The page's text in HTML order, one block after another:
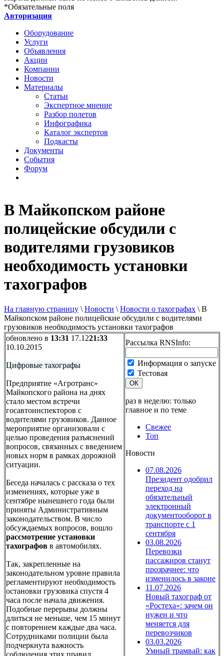
В Майкопском районе
полицейские обсудили с
водителями грузовиков
необходимость установки
тахографов
На главную страницу \ Новости \ Новости о тахографах \ В
Майкопском районе полицейские обсудили с водителями
грузовиков необходимость установки тахографов
обновлено в 13:31 17.1221:33
10.10.2015
Цифровые тахографы
Предприятие «Агротранс»
Майкопского района на днях
стало местом встречи
госавтоинспекторов с
водителями грузовиков. Данное
мероприятие организовали с
целью проведения разъяснений
вопросов, связанных с введением
новых норм в рамках дорожной
ситуации.
Беседа началась с рассказа о тех
изменениях, которые уже в
сентябре нынешнего года были
приняты Административным
законодательством. В число
обсуждаемых вопросов, вошло
рассмотрение установки
тахографов в автомобилях.
Так, закрепленные на
законодательном уровне правила
регламентируют необходимость
остановки грузовика спустя 4
часа после начала движения.
Подобные перерывы должны
длиться не меньше, чем 15 минут
с повторением каждые два часа.
Сотрудниками полиции была
подчеркнута важность
соблюдения этих правил,
Рассылка RNSInfo:
Информация о запуске
Тестовая
ОК
раз в неделю: только
главное и по теме
Свежее
Топ
Новости
07.08.2026
Президент одобрил
переход на
обязательный
электронный
документооборот в
транспорте с 1
сентября
03.08.2026
Перевозки
пассажиров станут
прозрачнее: что
изменилось в законе
11.07.2026
Новый тахограф от
«Ростеха»: зачем он
нужен и что
меняется для
перевозчиков
03.03.2026
Умный трамвай: как
*Обязательные поля
Авторизация
Оборудование
Услуги
Объявления
Акции
Компании
Новости
Материалы
Статьи
Экспертное мнение
Разбор полетов
Инфографика
Каталог экспертов
Подкасты
Документы
События
Форум